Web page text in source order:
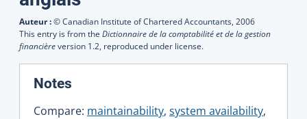
Auteur :© Canadian Institute of Chartered Accountants, 2006
This entry is from the Dictionnaire de la comptabilité et de la gestion
financièreversion 1.2, reproduced under license.
Notes
Compare: maintainability, system availability,